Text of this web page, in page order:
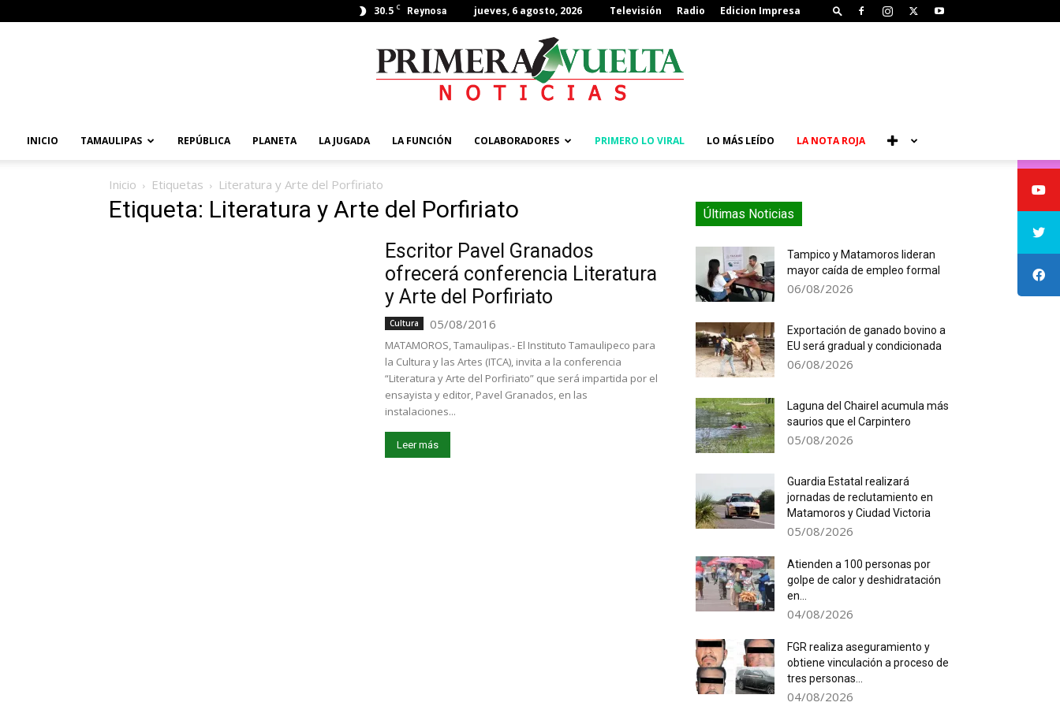
30.5 C Reynosa jueves, 6 agosto, 2026 Televisión Radio Edicion Impresa
INICIO TAMAULIPAS REPÚBLICA PLANETA LA JUGADA LA FUNCIÓN COLABORADORES PRIMERO LO VIRAL LO MÁS LEÍDO LA NOTA ROJA
Inicio Etiquetas Literatura y Arte del Porfiriato
Etiqueta: Literatura y Arte del Porfiriato
Escritor Pavel Granados
ofrecerá conferencia Literatura
y Arte del Porfiriato
Cultura 05/08/2016
MATAMOROS, Tamaulipas.- El Instituto Tamaulipeco para
la Cultura y las Artes (ITCA), invita a la conferencia
“Literatura y Arte del Porfiriato” que será impartida por el
ensayista y editor, Pavel Granados, en las
instalaciones...
Leer más
Últimas Noticias
Tampico y Matamoros lideran
mayor caída de empleo formal
06/08/2026
Exportación de ganado bovino a
EU será gradual y condicionada
06/08/2026
Laguna del Chairel acumula más
saurios que el Carpintero
05/08/2026
Guardia Estatal realizará
jornadas de reclutamiento en
Matamoros y Ciudad Victoria
05/08/2026
Atienden a 100 personas por
golpe de calor y deshidratación
en...
04/08/2026
FGR realiza aseguramiento y
obtiene vinculación a proceso de
tres personas...
04/08/2026